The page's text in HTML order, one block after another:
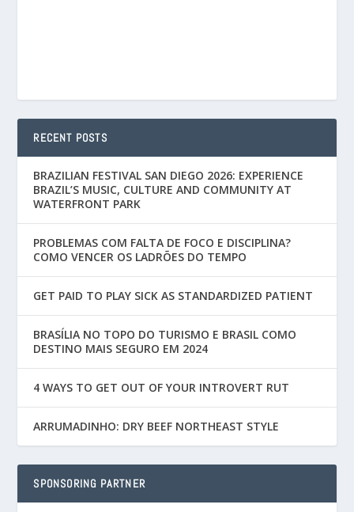
RECENT POSTS
BRAZILIAN FESTIVAL SAN DIEGO 2026: EXPERIENCE
BRAZIL’S MUSIC, CULTURE AND COMMUNITY AT
WATERFRONT PARK
PROBLEMAS COM FALTA DE FOCO E DISCIPLINA?
COMO VENCER OS LADRÕES DO TEMPO
GET PAID TO PLAY SICK AS STANDARDIZED PATIENT
BRASÍLIA NO TOPO DO TURISMO E BRASIL COMO
DESTINO MAIS SEGURO EM 2024
4 WAYS TO GET OUT OF YOUR INTROVERT RUT
ARRUMADINHO: DRY BEEF NORTHEAST STYLE
SPONSORING PARTNER